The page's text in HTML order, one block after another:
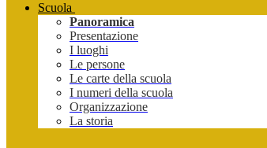
Scuola
Panoramica
Presentazione
I luoghi
Le persone
Le carte della scuola
I numeri della scuola
Organizzazione
La storia